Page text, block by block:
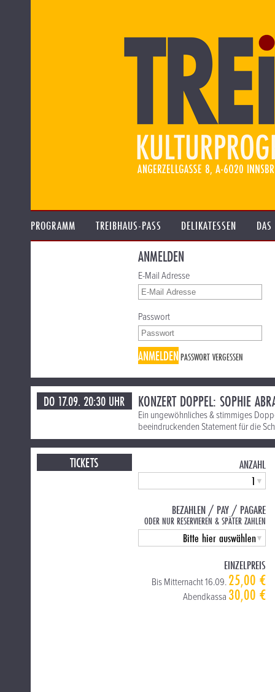
PROGRAMM TREIBHAUS-PASS DELIKATESSEN
ANMELDEN
E-Mail Adresse
Passwort
ANMELDENPASSWORT VERGESSEN
DO 17.09. 20:30 UHR KONZERT DOPPEL: SOPHIE
Ein ungewöhnliches & stimmiges
beeindruckenden Statement für die
TICKETS ANZAHL
BEZAHLEN / PAY / PAGARE
ODER NUR RESERVIEREN & SPÄTER ZAHLEN
EINZELPREIS
Bis Mitternacht 16.09.25,00 €
Abendkassa 30,00 €